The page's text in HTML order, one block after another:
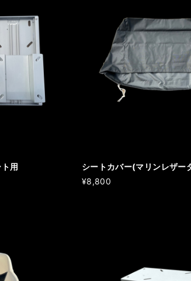
用
シートカバー(マリンレザー
¥8,800